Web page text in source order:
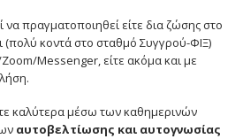
πραγματοποιηθεί είτε δια ζώσης στο
(πολύ κοντά στο σταθμό Συγγρού-ΦΙΞ)
Messenger, είτε ακόμα και με
καλύτερα μέσω των καθημερινών
αυτοβελτίωσης και αυτογνωσίας